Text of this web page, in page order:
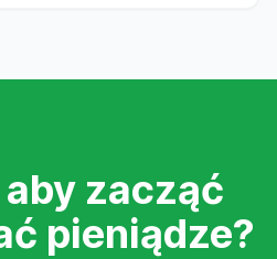
zacząć
pieniądze?